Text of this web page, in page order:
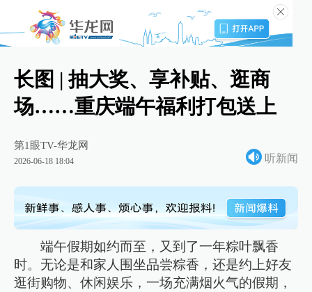
长图 | 抽大奖、享补贴、逛商
场……重庆端午福利打包送上
第1眼TV-华龙网
2026-06-18 18:04 听新闻
端午假期如约而至，又到了一年粽叶飘香
时。无论是和家人围坐品尝粽香，还是约上好友
逛街购物、休闲娱乐，一场充满烟火气的假期，